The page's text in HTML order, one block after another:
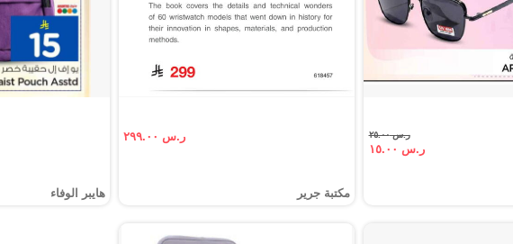
ر.س ٢٥.٠٠
ر.س ١٥.٠٠
ر.س ٢٩٩.٠٠
مكتبة جرير هايبر الوفاء